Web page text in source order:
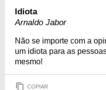
Idiota
Arnaldo Jabor
Não se importe com a
um idiota para as
mesmo!
COPIAR